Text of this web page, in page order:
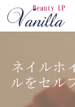
ネイルホ
ルをセル